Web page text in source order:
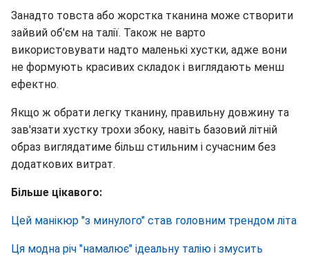
Занадто товста або жорстка тканина може створити
зайвий об'єм на талії. Також не варто
використовувати надто маленькі хустки, адже вони
не формують красивих складок і виглядають менш
ефектно.
Якщо ж обрати легку тканину, правильну довжину та
зав'язати хустку трохи збоку, навіть базовий літній
образ виглядатиме більш стильним і сучасним без
додаткових витрат.
Більше цікавого:
Цей манікюр "з минулого" став головним трендом літа
Ця модна річ "намалює" ідеальну талію і змусить